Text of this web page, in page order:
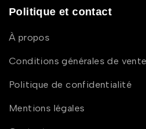
Politique et contact
À propos
Conditions générales de
Politique de confidentialité
Mentions légales